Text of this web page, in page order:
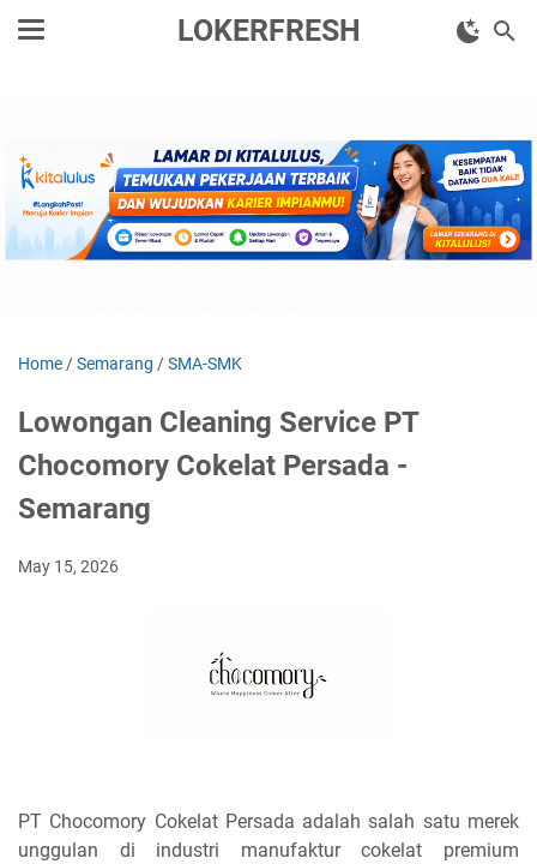
LOKERFRESH
Home /Semarang /SMA-SMK
Lowongan Cleaning Service PT
Chocomory Cokelat Persada -
Semarang
May 15, 2026
PT Chocomory Cokelat Persada adalah salah satu merek
unggulan di industri manufaktur cokelat premium